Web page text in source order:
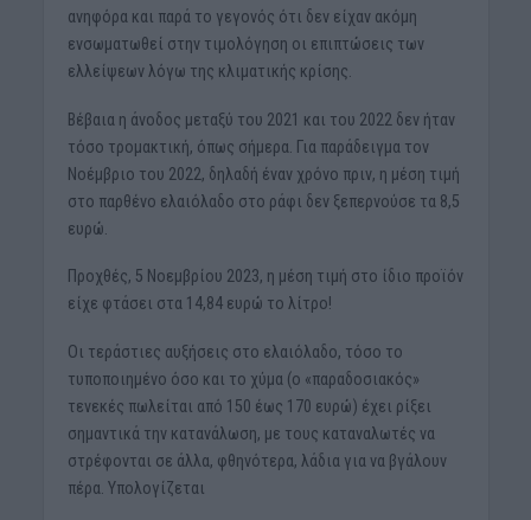
ανηφόρα και παρά το γεγονός ότι δεν είχαν ακόμη
ενσωματωθεί στην τιμολόγηση οι επιπτώσεις των
ελλείψεων λόγω της κλιματικής κρίσης.
Βέβαια η άνοδος μεταξύ του 2021 και του 2022 δεν ήταν
τόσο τρομακτική, όπως σήμερα. Για παράδειγμα τον
Νοέμβριο του 2022, δηλαδή έναν χρόνο πριν, η μέση τιμή
στο παρθένο ελαιόλαδο στο ράφι δεν ξεπερνούσε τα 8,5
ευρώ.
Προχθές, 5 Νοεμβρίου 2023, η μέση τιμή στο ίδιο προϊόν
είχε φτάσει στα 14,84 ευρώ το λίτρο!
Οι τεράστιες αυξήσεις στο ελαιόλαδο, τόσο το
τυποποιημένο όσο και το χύμα (ο «παραδοσιακός»
τενεκές πωλείται από 150 έως 170 ευρώ) έχει ρίξει
σημαντικά την κατανάλωση, με τους καταναλωτές να
στρέφονται σε άλλα, φθηνότερα, λάδια για να βγάλουν
πέρα. Υπολογίζεται